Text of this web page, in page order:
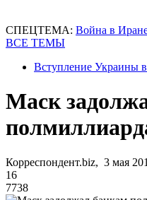
СПЕЦТЕМА: Война в
ВСЕ ТЕМЫ
Вступление Украины
Маск
Корреспондент.biz, 3 мая
16
7738